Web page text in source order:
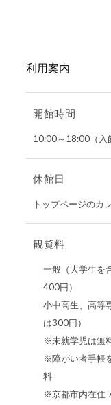
利用案内
開館時間
10:00～18:00（入
休館日
トップページのカ
観覧料
一般（大学生
400円）
小中高生、高
は300円）
※未就学児は無
※障がい者手帳
料
※京都市内在住